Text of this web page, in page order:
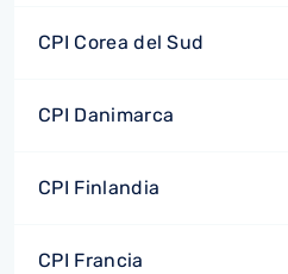
CPI Corea del Sud
CPI Danimarca
CPI Finlandia
CPI Francia